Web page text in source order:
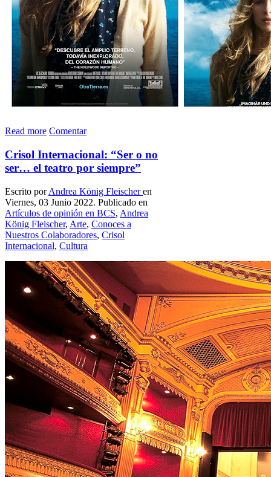
Read more Comentar
Crisol Internacional: “Ser o no
ser… el teatro por siempre”
Escrito porAndrea König Fleischeren
Viernes, 03 Junio 2022. Publicado en
Artículos de opinión en BCS, Andrea
König Fleischer, Arte, Conoces a
Nuestros Colaboradores, Crisol
Internacional, Cultura